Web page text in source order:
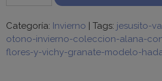
Categoría: Invierno | Tags: jesusito-
otono-invierno-coleccion-alana-
flores-y-vichy-granate-modelo-